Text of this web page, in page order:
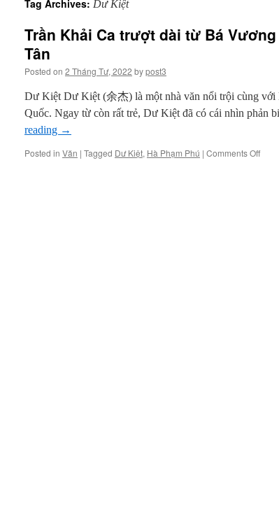
Tag Archives: Dư Kiệt
Trần Khải Ca trượt dài từ Bá
Tân
Posted on 2 Tháng Tư, 2022 bypost3
Dư Kiệt Dư Kiệt (余杰) là một nhà văn nổi trội cùng
Quốc. Ngay từ còn rất trẻ, Dư Kiệt đã có cái nhìn phản
reading →
Posted in Văn | Tagged Dư Kiệt, Hà Phạm Phú | Comments Offon